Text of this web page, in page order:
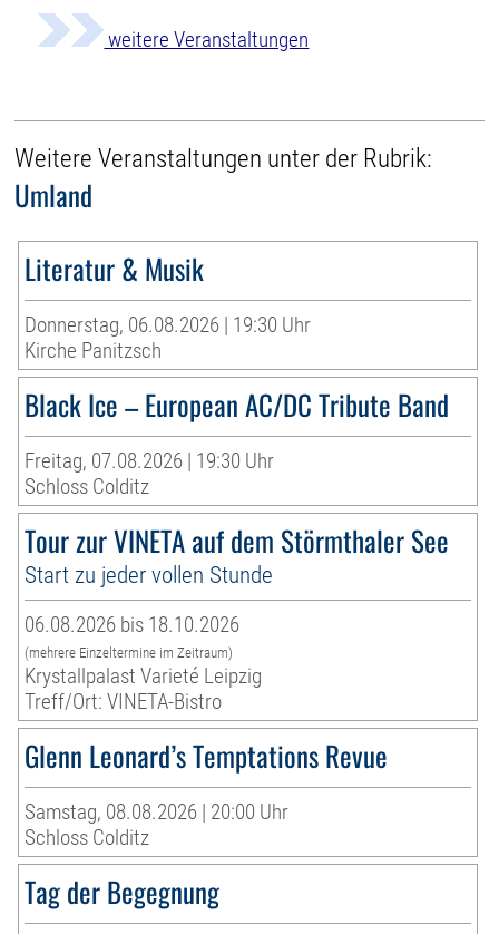
weitere Veranstaltungen
Weitere Veranstaltungen unter der Rubrik:
Umland
Literatur & Musik
Donnerstag, 06.08.2026 | 19:30 Uhr
Kirche Panitzsch
Black Ice – European AC/DC Tribute Band
Freitag, 07.08.2026 | 19:30 Uhr
Schloss Colditz
Tour zur VINETA auf dem Störmthaler See
Start zu jeder vollen Stunde
06.08.2026 bis 18.10.2026
(mehrere Einzeltermine im Zeitraum)
Krystallpalast Varieté Leipzig
Treff/Ort: VINETA-Bistro
Glenn Leonard’s Temptations Revue
Samstag, 08.08.2026 | 20:00 Uhr
Schloss Colditz
Tag der Begegnung